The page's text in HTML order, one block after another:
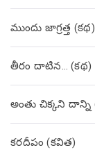
ముందు జాగ్రత్త (క‌థ‌)
తీరం దాటిన… (క‌థ‌)
అంతు చిక్కని దాన్ని
కరదీపం (కవిత)